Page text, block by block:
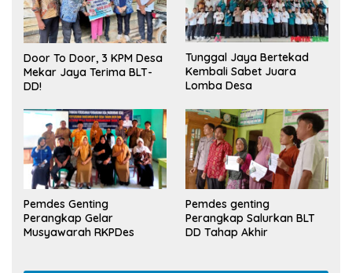
Door To Door, 3 KPM Desa
Mekar Jaya Terima BLT-
DD!
Tunggal Jaya Bertekad
Kembali Sabet Juara
Lomba Desa
Pemdes Genting
Perangkap Gelar
Musyawarah RKPDes
Pemdes genting
Perangkap Salurkan BLT
DD Tahap Akhir